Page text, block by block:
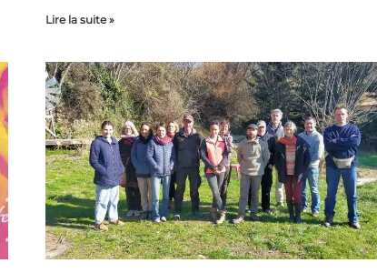
Lire la suite »